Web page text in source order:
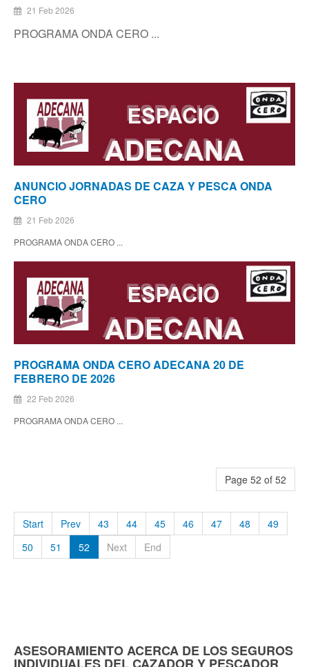
21 Feb 2026
PROGRAMA ONDA CERO ...
ANUNCIO JORNADAS DE CAZA Y PESCA ONDA
CERO
21 Feb 2026
PROGRAMA ONDA CERO ...
PROGRAMA ONDA CERO ADECANA 20 DE
FEBRERO DE 2026
22 Feb 2026
PROGRAMA ONDA CERO ...
Page 52 of 52
Start Prev 43 44 45 46 47 48
49
50
51 52 Next End
ASESORAMIENTO ACERCA DE LOS SEGUROS
INDIVIDUALES DEL CAZADOR Y PESCADOR